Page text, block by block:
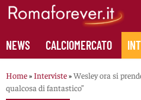
Skip
content
NEWS CALCIOMERCATO
Home»Interviste»Wesley ora si
qualcosa di fantastico”